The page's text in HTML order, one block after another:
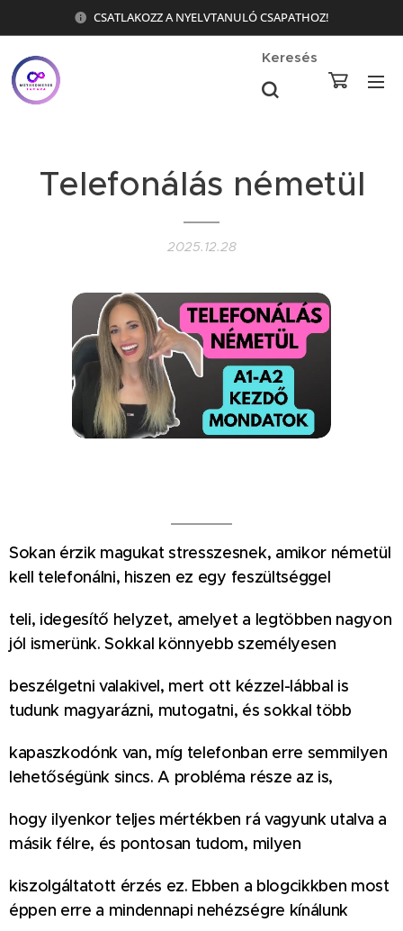
CSATLAKOZZ A NYELVTANULÓ CSAPATHOZ!
Keresés
Telefonálás németül
2025.12.28
Sokan érzik magukat stresszesnek, amikor németül
kell telefonálni, hiszen ez egy feszültséggel
teli, idegesítő helyzet, amelyet a legtöbben nagyon
jól ismerünk. Sokkal könnyebb személyesen
beszélgetni valakivel, mert ott kézzel-lábbal is
tudunk magyarázni, mutogatni, és sokkal több
kapaszkodónk van, míg telefonban erre semmilyen
lehetőségünk sincs. A probléma része az is,
hogy ilyenkor teljes mértékben rá vagyunk utalva a
másik félre, és pontosan tudom, milyen
kiszolgáltatott érzés ez. Ebben a blogcikkben most
éppen erre a mindennapi nehézségre kínálunk